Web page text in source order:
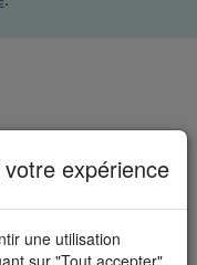
expérience
une utilisation
sur "Tout accepter",